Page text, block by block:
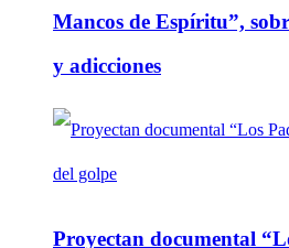
Mancos de Espíritu”,
y adicciones
Proyectan documental